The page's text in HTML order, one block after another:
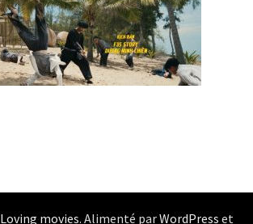
Loving movies. Alimenté parWordPress et